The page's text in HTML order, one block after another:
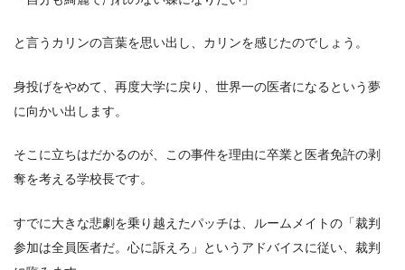
と言うカリンの言葉を思い出し、カリンを感じたのでしょう。
身投げをやめて、再度大学に戻り、世界一の医者になるという夢
に向かい出します。
そこに立ちはだかるのが、この事件を理由に卒業と医者免許の剥
奪を考える学校長です。
すでに大きな悲劇を乗り越えたパッチは、ルームメイトの「裁判
参加は全員医者だ。心に訴えろ」というアドバイスに従い、裁判